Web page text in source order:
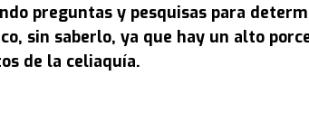
preguntas y pesquisas para
sin saberlo, ya que hay un alto
de la celiaquía.